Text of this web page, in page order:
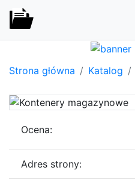
Strona główna Katalog
Ocena:
Adres strony: